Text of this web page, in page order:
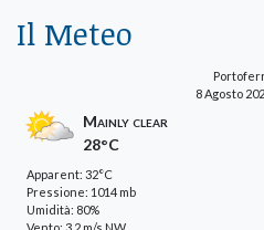
Il Meteo
8 Agosto
Mainly clear
28°C
Apparent: 32°C
Pressione: 1014 mb
Umidità: 80%